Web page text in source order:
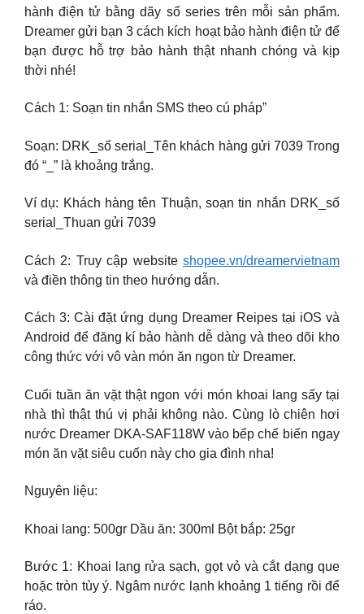
hành điện tử bằng dãy số series trên mỗi sản phẩm.
Dreamer gửi bạn 3 cách kích hoạt bảo hành điện tử để
bạn được hỗ trợ bảo hành thật nhanh chóng và kịp
thời nhé!
Cách 1: Soạn tin nhắn SMS theo cú pháp”
Soạn: DRK_số serial_Tên khách hàng gửi 7039 Trong
đó “_” là khoảng trắng.
Ví dụ: Khách hàng tên Thuận, soạn tin nhắn DRK_số
serial_Thuan gửi 7039
Cách 2: Truy cập website shopee.vn/dreamervietnam
và điền thông tin theo hướng dẫn.
Cách 3: Cài đặt ứng dụng Dreamer Reipes tại iOS và
Android để đăng kí bảo hành dễ dàng và theo dõi kho
công thức với vô vàn món ăn ngon từ Dreamer.
Cuối tuần ăn vặt thật ngon với món khoai lang sấy tại
nhà thì thật thú vị phải không nào. Cùng lò chiên hơi
nước Dreamer DKA-SAF118W vào bếp chế biến ngay
món ăn vặt siêu cuốn này cho gia đình nha!
Nguyên liệu:
Khoai lang: 500gr Dầu ăn: 300ml Bột bắp: 25gr
Bước 1: Khoai lang rửa sạch, gọt vỏ và cắt dạng que
hoặc tròn tùy ý. Ngâm nước lạnh khoảng 1 tiếng rồi để
ráo.